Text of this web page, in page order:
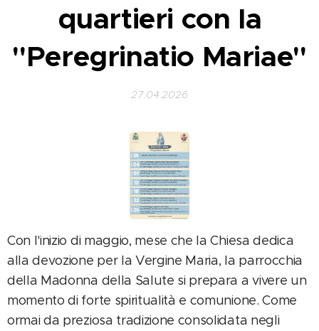
quartieri con la
"Peregrinatio Mariae"
27.04.2026
Con l'inizio di maggio, mese che la Chiesa dedica
alla devozione per la Vergine Maria, la parrocchia
della Madonna della Salute si prepara a vivere un
momento di forte spiritualità e comunione. Come
ormai da preziosa tradizione consolidata negli